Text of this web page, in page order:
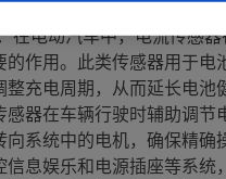
在电动汽车中，电流传感
的作用。此类传感器用于电
整充电周期，从而延长电池
感器在车辆行驶时辅助调节
系统中的电机，确保精确
信息娱乐和电源插座等系统